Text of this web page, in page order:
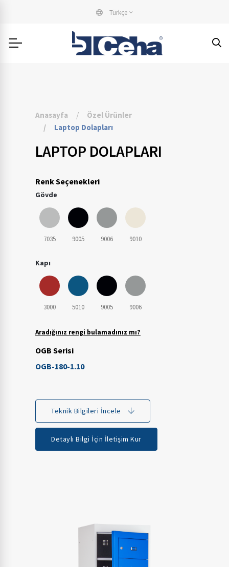
Türkçe
Anasayfa
Özel Ürünler
Laptop Dolapları
LAPTOP DOLAPLARI
Renk Seçenekleri
Gövde
7035 9005 9006 9010
Kapı
3000 5010 9005 9006
Aradığınız rengi bulamadınız mı?
OGB Serisi
OGB-180-1.10
Teknik Bilgileri İncele
Detaylı Bilgi İçin İletişim Kur